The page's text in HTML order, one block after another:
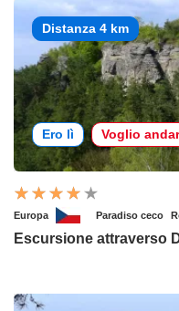
Distanza 4 km
Ero lì Voglio
Europa Paradiso ceco
Escursione attraverso